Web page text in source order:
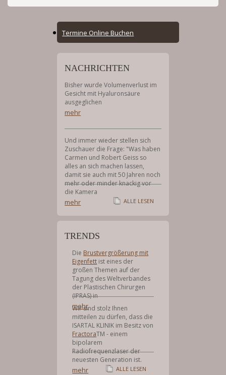
Online
Menu
Termine Online Buchen
NACHRICHTEN
Bisher wurde Volumenverlust im
Gesicht mit Hyaluronsäure
ausgeglichen
mehr
Und immer wieder stellen sich
Zuschauer die Frage: "Was haben
Carmen und Robert Geiss so
alles an sich machen lassen,
damit sie auch mit 50 Jahren noch
mehr oder minder knackig vor
die Kamera
mehr ALLE LESEN
TRENDS
Die Brustvergrößerung mit
Eigenfett ist eines der
großen Themen auf der
Tagung des Weltverbandes
der Plastischen Chirurgen
(IPRAS) in
mehr
Wir sind stolz Ihnen
mitteilen zu dürfen, dass die
ISARTAL KLINIK im Besitz von
FractoraTM - einem
bipolarem
Radiofrequenzlaser der
neuesten Generation ist.
mehr ALLE LESEN